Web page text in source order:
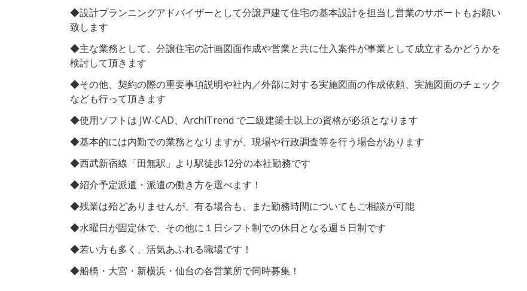
◆設計プランニングアドバイザーとして分譲戸建て住宅の基本設計を担当し営業のサポートもお願い
致します
◆主な業務として、分譲住宅の計画図面作成や営業と共に仕入案件が事業として成立するかどうかを
検討して頂きます
◆その他、契約の際の重要事項説明や社内／外部に対する実施図面の作成依頼、実施図面のチェック
なども行って頂きます
◆使用ソフトは JW-CAD、ArchiTrend で二級建築士以上の資格が必須となります
◆基本的には内勤での業務となりますが、現場や行政調査等を行う場合があります
◆西武新宿線「田無駅」より駅徒歩12分の本社勤務です
◆紹介予定派遣・派遣の働き方を選べます！
◆残業は殆どありませんが、有る場合も、また勤務時間についてもご相談が可能
◆水曜日が固定休で、その他に１日シフト制での休日となる週５日制です
◆若い方も多く、活気あふれる職場です！
◆船橋・大宮・新横浜・仙台の各営業所で同時募集！